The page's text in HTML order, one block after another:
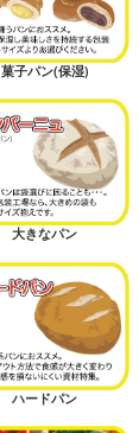
菓子パン(保湿)
大きなパン
ハードパン